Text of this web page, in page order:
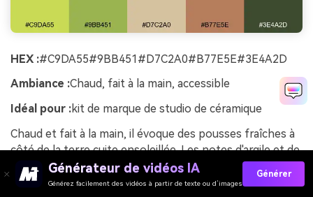
HEX :#C9DA55#9BB451#D7C2A0#B77E5E#3E4A2D
Ambiance :Chaud, fait à la main, accessible
Idéal pour :kit de marque de studio de céramique
Chaud et fait à la main, il évoque des pousses fraîches à
côté de la terre cuite ensoleillée. Les notes d'argile et de
sable adoucissent le vert de sorte qu'il semble artisanal
plutôt que sportif. Associez-le à des formes organiques,
Générateur de vidéos IA
Générez facilement des vidéos à partir de texte ou d’images
Générer